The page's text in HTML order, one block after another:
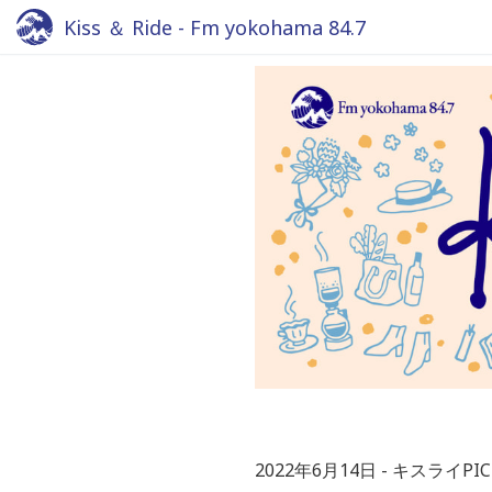
Kiss ＆ Ride - Fm yokohama 84.7
2022年6月14日 キスライ